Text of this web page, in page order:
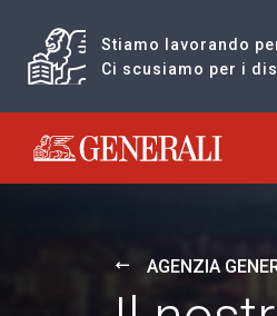
Stiamo lavorando
Ci scusiamo per i
Generali logo
AGENZIA